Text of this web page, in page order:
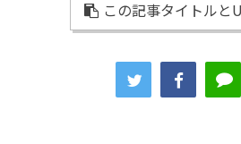
この記事タイトルと